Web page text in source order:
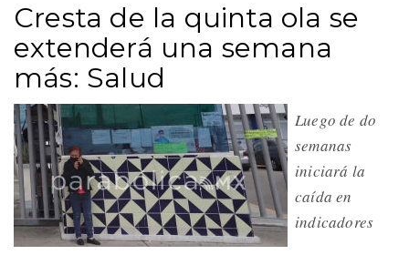
Cresta de la quinta ola se
extenderá una semana
más: Salud
Luego de do
semanas
iniciará la
caída en
indicadores